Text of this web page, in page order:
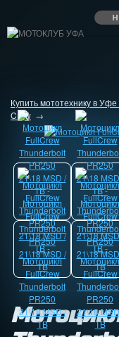
Купить мототехнику в
Crew →